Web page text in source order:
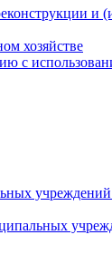
и
хозяйстве
с